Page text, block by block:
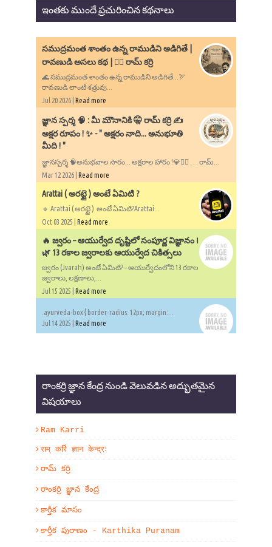
ఇంతకు ముందే ప్రచురించిన కథనాలు
సముద్రమంత శాంతం ఉన్న రాముడిని అడిగితే |
రావణుడి అసలు కథ | ✍🏻 రామ్ కర్రి
🌊 సముద్రమంత శాంతం ఉన్న రాముడిని అడిగితే...🏹
రావణుడి లాంటి శత్రువు...
Jul 20 2026 | Read more
​జ్ఞాన స్పర్శ 🧠 : మీ మౌనానికి 🤫 రామ్ కర్రి ✍️
అక్షర రూపం ! ✨ - ​" అక్షరం నాది... అనుభూతి
మీది ! "
జ్ఞానస్పర్శ 🧠అనుభవాల సారం... అక్షరాల హారం !💎✍🏻 . . . రామ్...
Mar 12 2026 | Read more
Arattai ( అరట్టై ) అంటే ఏమిటి ?
🔹 Arattai ( అరట్టై ) అంటే ఏమిటి?Arattai...
Oct 03 2025 | Read more
🔥 జ్వరం – ఆయుర్వేద దృష్టిలో సంపూర్ణ విజ్ఞానం ౹
🌿 13 రకాల జ్వరాలకు ఆయుర్వేద చికిత్సలు
జ్వరం (Jvaraḥ) అంటే ఏమిటి? – ఆయుర్వేదంలోని 13 రకాల
జ్వరాలు, లక్షణాలు,...
Jul 15 2025 | Read more
.ayurveda-box { border-radius: 12px; margin:...
Jul 14 2025 | Read more
రాంకర్రి జ్ఞాన కేంద్ర నుండి వెలువడిన అద్భుతమైన
విషయాలు
Ram Karri
राम् कर्रि ज्ञान केन्द्रः
రామ్ కర్రి
రాంకర్రి జ్ఞాన కేంద్ర
కార్తీక మాసం
కార్తీక పురాణం - Karthika Puranam